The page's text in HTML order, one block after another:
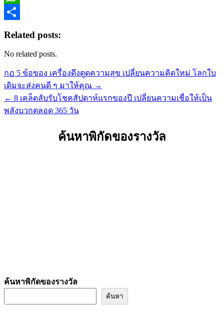
Link
WhatsApp
Related posts:
No related posts.
Post
navigation
กฎ 5 ข้อของ เครื่องดึงดูดความสุข เปลี่ยนความคิดใหม่ โลกใบ
เดิมจะส่งคนดี ๆ มาให้คุณ →
← 8 เคล็ดลับรับโชคสัปดาห์แรกของปี เปลี่ยนความเชื่อให้เป็น
พลังบวกตลอด 365 วัน
ค้นหาพิกัดของรางวัล
ค้นหาพิกัดของรางวัล
ค้นหา